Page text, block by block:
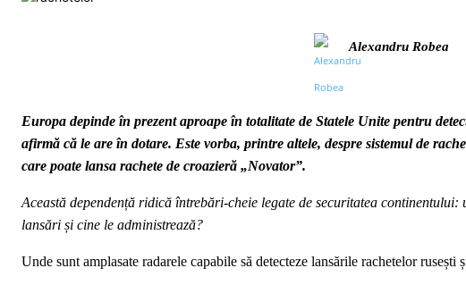
Alexandru Robea
Europa depinde în prezent aproape în totalitate de Statele Unite pentru
afirmă că le are în dotare. Este vorba, printre altele, despre sistemul de
care poate lansa rachete de croazieră „Novator”.
Această dependență ridică întrebări-cheie legate de securitatea
lansări și cine le administrează?
Unde sunt amplasate radarele capabile să detecteze lansările rachetelor